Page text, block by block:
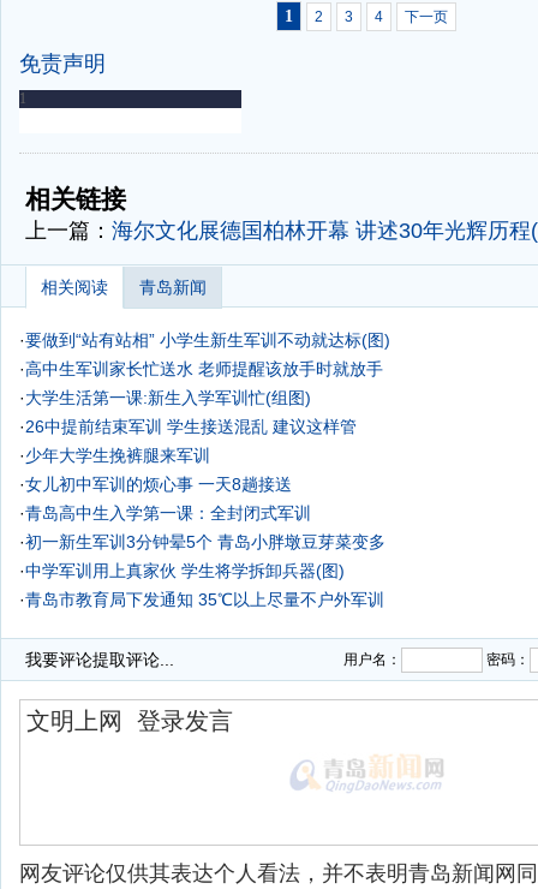
1 2 3 4 下一页
免责声明
-
相关链接
上一篇： 海尔文化展德国柏林开幕 讲述30年光辉历程
相关阅读 青岛新闻
·要做到“站有站相” 小学生新生军训不动就达标(图)
·高中生军训家长忙送水 老师提醒该放手时就放手
·大学生活第一课:新生入学军训忙(组图)
·26中提前结束军训 学生接送混乱 建议这样管
·少年大学生挽裤腿来军训
·女儿初中军训的烦心事 一天8趟接送
·青岛高中生入学第一课：全封闭式军训
·初一新生军训3分钟晕5个 青岛小胖墩豆芽菜变多
·中学军训用上真家伙 学生将学拆卸兵器(图)
·青岛市教育局下发通知 35℃以上尽量不户外军训
我要评论提取评论... 用户名： 密码：
网友评论仅供其表达个人看法，并不表明青岛新闻网